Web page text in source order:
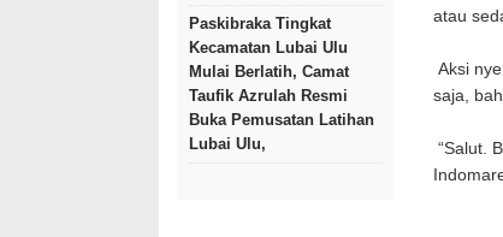
Paskibraka Tingkat
Kecamatan Lubai Ulu
Mulai Berlatih, Camat
Taufik Azrulah Resmi
Buka Pemusatan Latihan
Lubai Ulu,
atau
Aksi
saja,
“Salut.